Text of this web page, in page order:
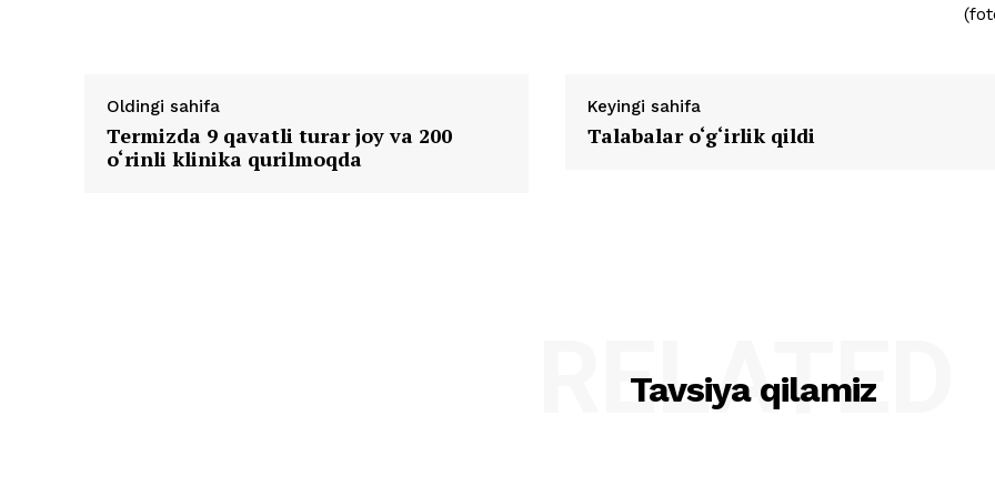
Oldingi sahifa
Termizda 9 qavatli turar joy va 200
o‘rinli klinika qurilmoqda
Keyingi sahifa
Talabalar o‘g‘irlik qildi
Tavsiya qilamiz
RELATED